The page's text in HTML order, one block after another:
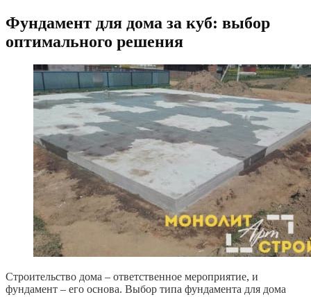
Фундамент для дома за куб: выбор
оптимального решения
Строительство дома – ответственное мероприятие, и
фундамент – его основа. Выбор типа фундамента для дома